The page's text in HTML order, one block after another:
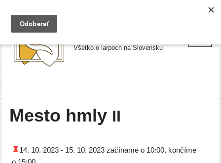
Preskočiť
Všetko o larpoch na Slovensku
Mesto hmly II
14. 10. 2023 -15. 10. 2023 začí­na­me o 10:00, kon­čí­me